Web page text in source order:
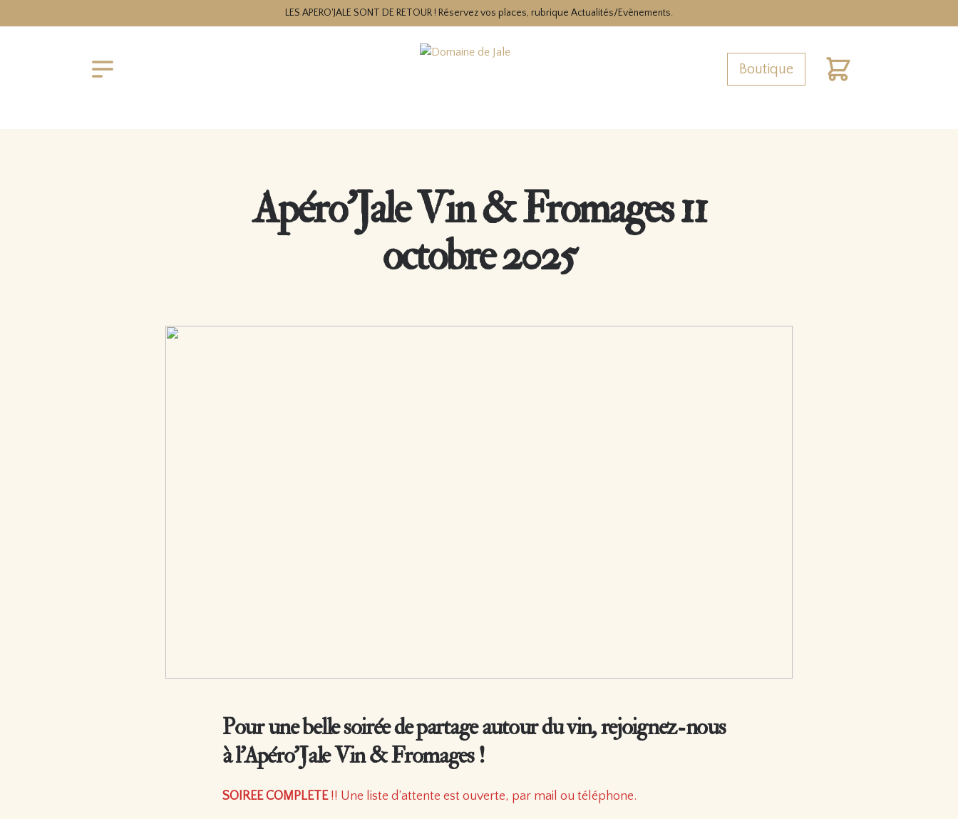
LES APERO'JALE SONT DE RETOUR ! Réservez vos places, rubrique Actualités/Evènements.
Boutique
Cart
Apéro’Jale Vin & Fromages 11
octobre 2025
Pour une belle soirée de partage autour du vin, rejoignez-nous
à l’Apéro’Jale Vin & Fromages !
SOIREE COMPLETE!! Une liste d’attente est ouverte, par mail ou téléphone.